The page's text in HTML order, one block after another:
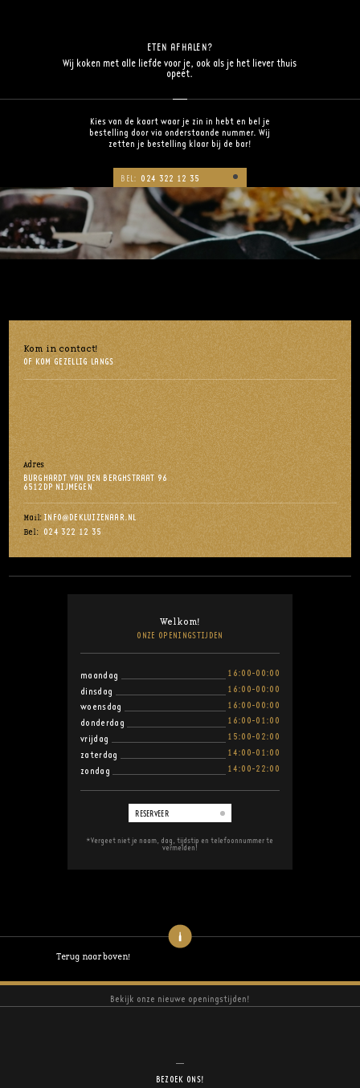
ETEN AFHALEN?
Wij koken met alle liefde voor je, ook als je het liever thuis
opeet.
Kies van de kaart waar je zin in hebt en bel je
bestelling door via onderstaande nummer. Wij
zetten je bestelling klaar bij de bar!
BEL: 024 322 12 35
Kom in contact!
OF KOM GEZELLIG LANGS
Adres
BURGHARDT VAN DEN BERGHSTRAAT 96
6512DP NIJMEGEN
Mail: INFO@DEKLUIZENAAR.NL
Bel: 024 322 12 35
Welkom!
ONZE OPENINGSTIJDEN
maandag
16:00-00:00
dinsdag
16:00-00:00
woensdag
16:00-00:00
donderdag
16:00-01:00
vrijdag
15:00-02:00
zaterdag
14:00-01:00
zondag
14:00-22:00
RESERVEER
*Vergeet niet je naam, dag, tijdstip en telefoonnummer te
vermelden!
Terug naar boven!
Bekijk onze nieuwe openingstijden!
BEZOEK ONS!